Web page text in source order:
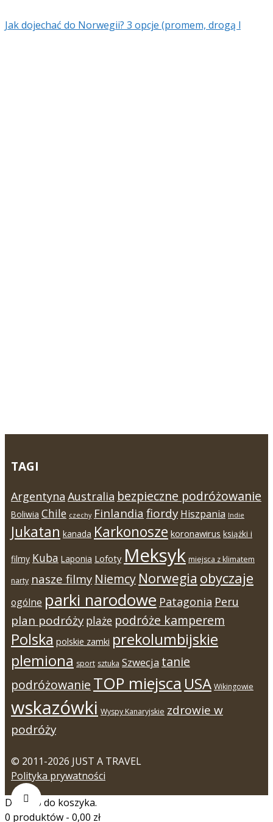
Jak dojechać do Norwegii? 3 opcje (promem, drogą l
TAGI
Argentyna Australia bezpieczne podróżowanie
Boliwia Chile czechy Finlandia fiordy Hiszpania Indie
Jukatan kanada Karkonosze koronawirus książki i
filmy Kuba Laponia Lofoty Meksyk miejsca z klimatem
narty nasze filmy Niemcy Norwegia obyczaje
ogólne parki narodowe Patagonia Peru
plan podróży plaże podróże kamperem
Polska polskie zamki prekolumbijskie
plemiona sport sztuka Szwecja tanie
podróżowanie TOP miejsca USA Wikingowie
wskazówki Wyspy Kanaryjskie zdrowie w
podróży
© 2011-2026 JUST A TRAVEL
Polityka prywatności
Dodano do koszyka.
0 produktów - 0,00 zł